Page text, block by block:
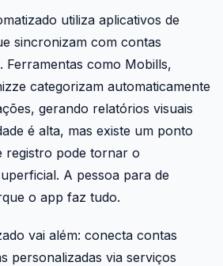
utiliza aplicativos de
sincronizam com contas
Ferramentas como Mobills,
categorizam automaticamente
gerando relatórios visuais
é alta, mas existe um ponto
registro pode tornar o
A pessoa para de
o app faz tudo.
vai além: conecta contas
personalizadas via serviços